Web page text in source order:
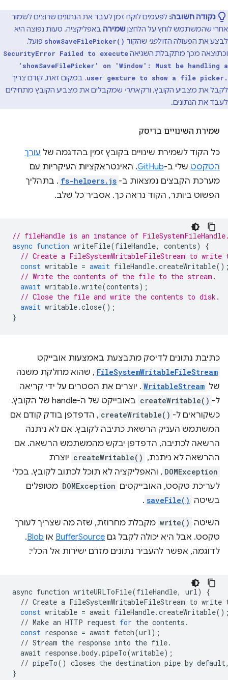
נקודה חשובה: לפעמים לוקח זמן לעבד את הנתונים שרוצים לשמור
אחרי שהמשתמש לוחץ על הלחצןשמירה באפליקציה. טעות נפוצה היא
לבצע את הפעולה הזולפני שהקוד showSaveFilePicker() פועל,
וכתוצאה מכך מתקבלת השגיאהSecurityError Failed to execute
'showSaveFilePicker' on 'Window': Must be handling a
user gesture to show a file picker.. במקום זאת, קודם צריך
לקבל את מצביע הקובץ, ורקאחרי שמקבלים את מצביע הקובץ מתחילים
לעבד את הנתונים.
שמירת השינויים בדיסק
כל הקוד לשמירת שינויים בקובץ זמין בהדגמה של עורך
הטקסט שלי ב-GitHub. האינטראקציות העיקריות עם
מערכת הקבצים נמצאות ב- fs-helpers.js . בתהליך
הפשוט ביותר, הקוד נראה כך. אסביר כל שלב.
// fileHandle is an instance of
async function writeFile(fileHandle, contents)
{
// Create a FileSystemWritableFileStream to write
const writable = await fileHandle.createWritable
// Write the contents of the file to the stream.
await writable.write(contents);
// Close the file and write the contents to disk.
await writable.close();
}
כתיבת נתונים לדיסק מתבצעת באמצעות אובייקט
FileSystemWritableFileStream , שהוא מחלקת משנה
של WritableStream . יוצרים את הסטרים על ידי קריאה
ל- createWritable()
באובייקט של ה-handle של הקובץ.
כשקוראים ל- createWritable() , הדפדפן בודק קודם אם
המשתמש העניק הרשאת כתיבה לקובץ. אם לא ניתנה
הרשאה לכתיבה, הדפדפן יבקש מהמשתמש הרשאה. אם
ההרשאה לא ניתנת, createWritable() יוצרת
DOMException , והאפליקציה לא תוכל לכתוב לקובץ. בכלי
לעריכת טקסט, האובייקטים DOMException מטופלים
בשיטה saveFile()
.
השיטה write() מקבלת מחרוזת, שזה מה שצריך לעורך
טקסט. אבל היא יכולה לקבל גם BufferSource או Blob
.
לדוגמה, אפשר להעביר נתונים מזרם ישירות אל הכלי:
async function writeURLToFile(fileHandle, url)
{
// Create a FileSystemWritableFileStream to write
const writable = await fileHandle.createWritable
// Make an HTTP request for the contents .
const response = await fetch(url);
// Stream the response into the file.
await response.body.pipeTo(writable);
// pipeTo() closes the destination pipe by default
}